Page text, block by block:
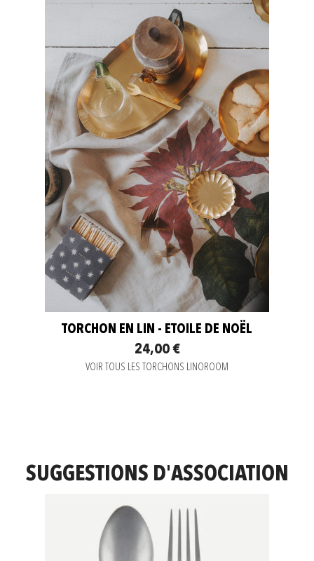
TORCHON EN LIN - ETOILE DE NOËL
24,00 €
VOIR TOUS LES TORCHONS LINOROOM
SUGGESTIONS D'ASSOCIATION